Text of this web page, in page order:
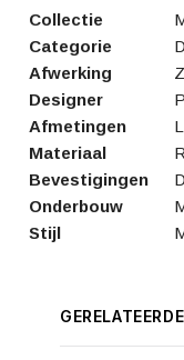
Collectie
Categorie
Afwerking
Designer
Afmetingen
Materiaal
Bevestigingen
Onderbouw
Stijl